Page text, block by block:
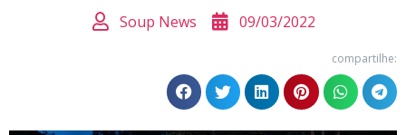
Soup News 09/03/2022
compartilhe: